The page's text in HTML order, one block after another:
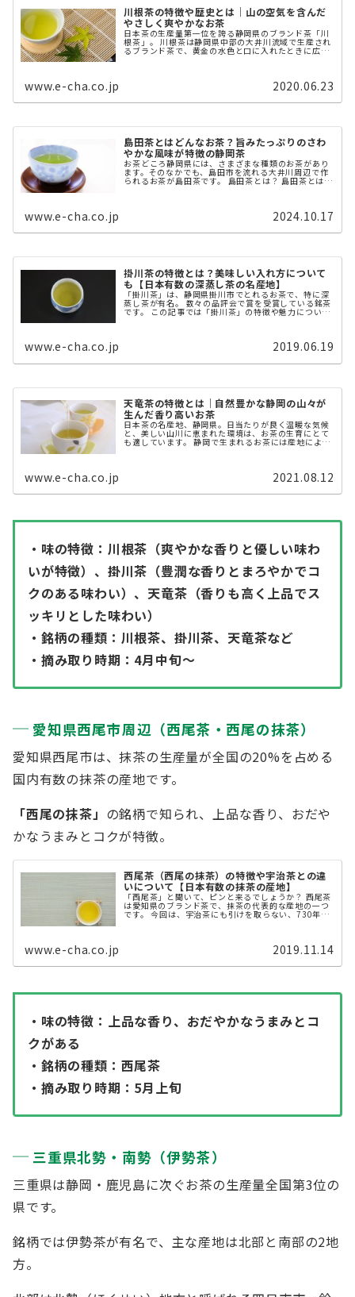
川根茶の特徴や歴史とは｜山の空気を含んだ
やさしく爽やかなお茶
日本茶の生産量第一位を誇る静岡県のブランド茶「川
根茶」。 川根茶は静岡県中部の大井川流域で生産され
るブランド茶で、黄金の水色と口に入れたときに広が
るさわやかな香りが特徴です。 本記事では、川根茶の
www.e-cha.co.jp 2020.06.23
島田茶とはどんなお茶？旨みたっぷりのさわ
やかな風味が特徴の静岡茶
お茶どころ静岡県には、さまざまな種類のお茶があり
ます。そのなかでも、島田市を流れる大井川周辺で作
られるお茶が島田茶です。 島田茶とは？ 島田茶とは、
www.e-cha.co.jp 2024.10.17
掛川茶の特徴とは？美味しい入れ方について
も【日本有数の深蒸し茶の名産地】
「掛川茶」は、静岡県掛川市でとれるお茶で、特に深
蒸し茶が有名。 数々の品評会で賞を受賞している銘茶
です。 この記事では「掛川茶」の特徴や魅力について
ご紹介します。
www.e-cha.co.jp 2019.06.19
天竜茶の特徴とは｜自然豊かな静岡の山々が
生んだ香り高いお茶
日本茶の名産地、静岡県。日当たりが良く温暖な気候
と、美しい山川に恵まれた環境は、お茶の生育にとて
も適しています。 静岡で生まれるお茶には産地によっ
www.e-cha.co.jp 2021.08.12
・味の特徴：川根茶（爽やかな香りと優しい味わ
いが特徴）、掛川茶（豊潤な香りとまろやかでコ
クのある味わい）、天竜茶（香りも高く上品でス
ッキリとした味わい）
・銘柄の種類：川根茶、掛川茶、天竜茶など
・摘み取り時期：4月中旬〜
愛知県西尾市周辺（西尾茶・西尾の抹茶）
愛知県西尾市は、抹茶の生産量が全国の20%を占める
国内有数の抹茶の産地です。
「西尾の抹茶」 の銘柄で知られ、上品な香り、おだや
かなうまみとコクが特徴。
西尾茶（西尾の抹茶）の特徴や宇治茶との違
いについて【日本有数の抹茶の産地】
「西尾茶」と聞いて、ピンと来るでしょうか？ 西尾茶
は愛知県のブランド茶で、抹茶の代表的な産地の一つ
です。 今回は、宇治茶にも引けを取らない、730年も
www.e-cha.co.jp 2019.11.14
・味の特徴：上品な香り、おだやかなうまみとコ
クがある
・銘柄の種類：西尾茶
・摘み取り時期：5月上旬
三重県北勢・南勢（伊勢茶）
三重県は静岡・鹿児島に次ぐお茶の生産量全国第3位の
県です。
銘柄では伊勢茶が有名で、主な産地は北部と南部の2地
方。